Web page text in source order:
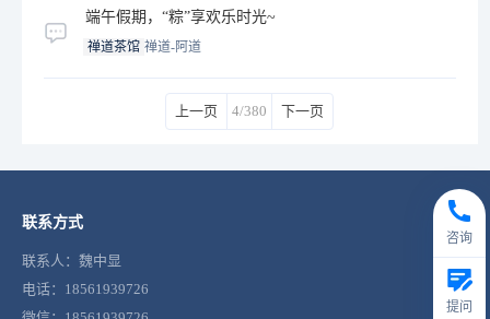
端午假期，“粽”享欢乐时光~
禅道茶馆 禅道-阿道
上一页 4/380 下一页
联系方式
联系人：魏中显
电话：18561939726
咨询
提问